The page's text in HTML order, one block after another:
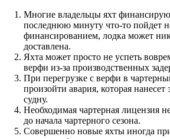
Многие владельцы яхт
последнюю минуту что-то пойдет
финансированием, лодка может
доставлена.
Яхта может просто не успеть
верфи из-за производственных
При перегрузке с верфи в
произойти авария, которая
судну.
Необходимая чартерная лицензия
до начала чартерного сезона.
Совершенно новые яхты иногда